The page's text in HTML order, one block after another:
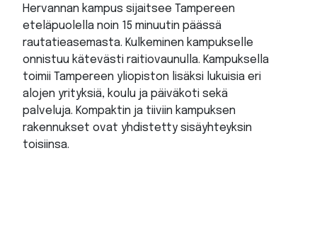
Hervannan kampus sijaitsee Tampereen
eteläpuolella noin 15 minuutin päässä
rautatieasemasta. Kulkeminen kampukselle
onnistuu kätevästi raitiovaunulla. Kampuksella
toimii Tampereen yliopiston lisäksi lukuisia eri
alojen yrityksiä, koulu ja päiväkoti sekä
palveluja. Kompaktin ja tiiviin kampuksen
rakennukset ovat yhdistetty sisäyhteyksin
toisiinsa.